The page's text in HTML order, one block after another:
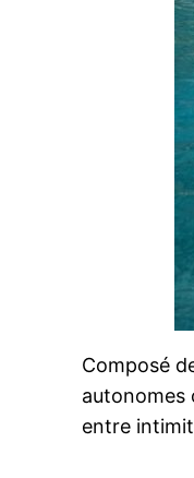
Composé
autonomes
entre